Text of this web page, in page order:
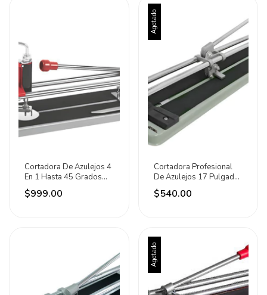
Cortadora De Azulejos 4
En 1 Hasta 45 Grados
60cm Adir
$999.00
Agotado
Cortadora Profesional
De Azulejos 17 Pulgadas
Adir
$540.00
Agotado